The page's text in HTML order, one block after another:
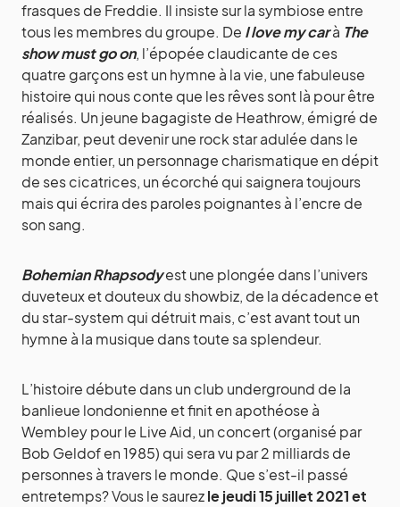
frasques de Freddie. Il insiste sur la symbiose entre
tous les membres du groupe. De I love my carà The
show must go on, l’épopée claudicante de ces
quatre garçons est un hymne à la vie, une fabuleuse
histoire qui nous conte que les rêves sont là pour être
réalisés. Un jeune bagagiste de Heathrow, émigré de
Zanzibar, peut devenir une rock star adulée dans le
monde entier, un personnage charismatique en dépit
de ses cicatrices, un écorché qui saignera toujours
mais qui écrira des paroles poignantes à l’encre de
son sang.
Bohemian Rhapsodyest une plongée dans l’univers
duveteux et douteux du showbiz, de la décadence et
du star-system qui détruit mais, c’est avant tout un
hymne à la musique dans toute sa splendeur.
L’histoire débute dans un club underground de la
banlieue londonienne et finit en apothéose à
Wembley pour le Live Aid, un concert (organisé par
Bob Geldof en 1985) qui sera vu par 2 milliards de
personnes à travers le monde. Que s’est-il passé
entretemps? Vous le saurezle jeudi 15 juillet 2021 et